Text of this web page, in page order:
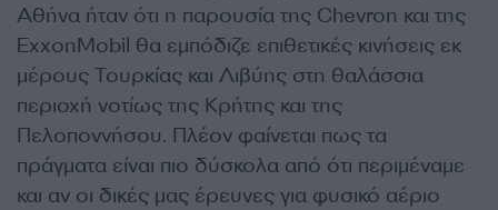
Αθήνα ήταν ότι η παρουσία της Chevron και της
ExxonMobil θα εμπόδιζε επιθετικές κινήσεις εκ
μέρους Τουρκίας και Λιβύης στη θαλάσσια
περιοχή νοτίως της Κρήτης και της
Πελοποννήσου. Πλέον φαίνεται πως τα
πράγματα είναι πιο δύσκολα από ότι περιμέναμε
και αν οι δικές μας έρευνες για φυσικό αέριο